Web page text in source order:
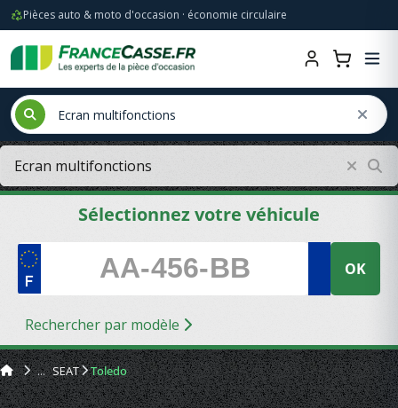
Pièces auto & moto d'occasion · économie circulaire
Sélectionnez votre véhicule
OK
Rechercher par modèle
SEAT Toledo